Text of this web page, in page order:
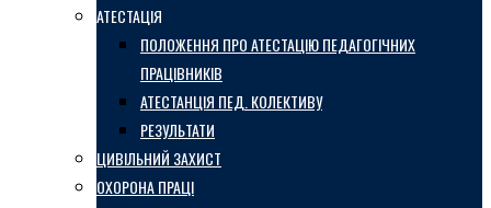
АТЕСТАЦІЯ
ПОЛОЖЕННЯ ПРО АТЕСТАЦІЮ ПЕДАГОГІЧНИХ
ПРАЦІВНИКІВ
АТЕСТАНЦІЯ ПЕД. КОЛЕКТИВУ
РЕЗУЛЬТАТИ
ЦИВІЛЬНИЙ ЗАХИСТ
ОХОРОНА ПРАЦІ